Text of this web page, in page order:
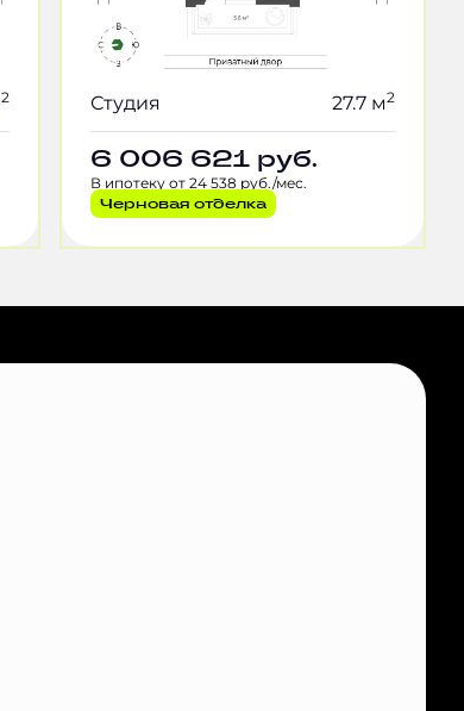
2 Студия 27.7 м2
6 006 621 руб.
В ипотеку от 24 538 руб./мес.
Черновая отделка